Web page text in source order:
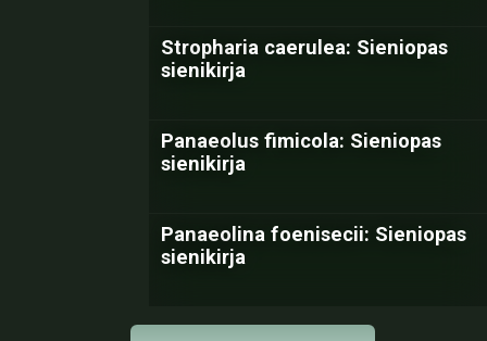
Stropharia caerulea: Sieniopas
sienikirja
Panaeolus fimicola: Sieniopas
sienikirja
Panaeolina foenisecii: Sieniopas
sienikirja